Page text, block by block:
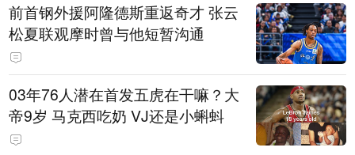
前首钢外援阿隆德斯重返奇才 张云
松夏联观摩时曾与他短暂沟通
03年76人潜在首发五虎在干嘛？大
帝9岁 马克西吃奶 VJ还是小蝌蚪